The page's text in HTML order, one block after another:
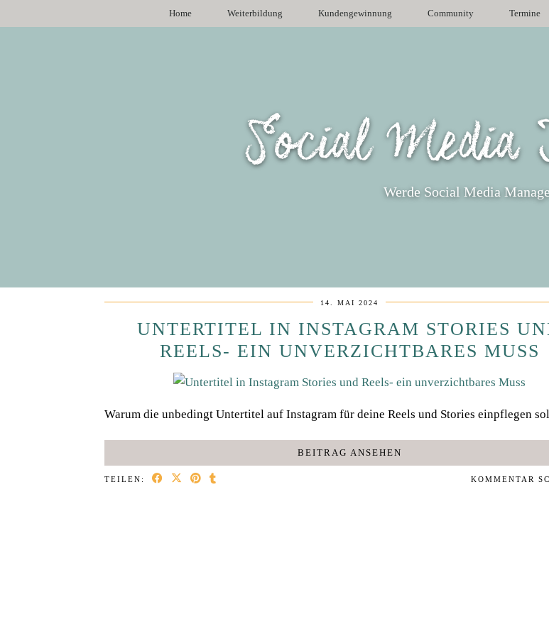
Social Media
Werde Social Media
Home Weiterbildung Kundengewinnung Community Termine
14. MAI 2024
UNTERTITEL IN INSTAGRAM STORIES
REELS- EIN UNVERZICHTBARES MUSS
Warum die unbedingt Untertitel auf Instagram für deine Reels und Stories einpflegen
BEITRAG ANSEHEN
TEILEN: KOMMENTAR